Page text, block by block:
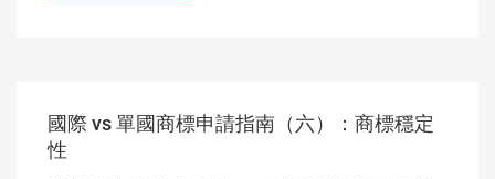
國際 vs 單國商標申請指南（六）：商標穩定
性